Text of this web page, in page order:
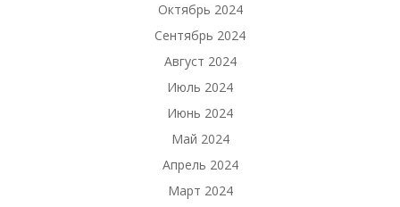
Октябрь 2024
Сентябрь 2024
Август 2024
Июль 2024
Июнь 2024
Май 2024
Апрель 2024
Март 2024